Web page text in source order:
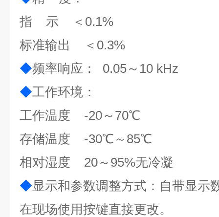
指 示 ＜0.1%
标准输出 ＜0.3%
◆频率响应： 0.05～10 kHz
◆工作环境：
工作温度 -20～70℃
存储温度 -30℃～85℃
相对湿度 20～95%无冷凝
◆显示和参数调整方式：自带显示
在现场使用按键直接更改。